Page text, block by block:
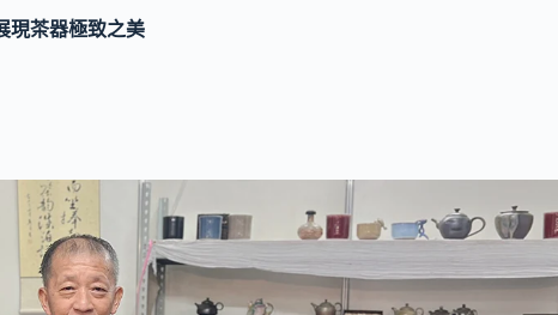
現茶器極致之美